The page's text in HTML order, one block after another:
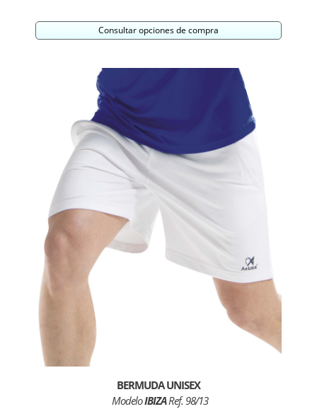
Consultar opciones de compra
BERMUDA UNISEX
ModeloIBIZARef. 98/13